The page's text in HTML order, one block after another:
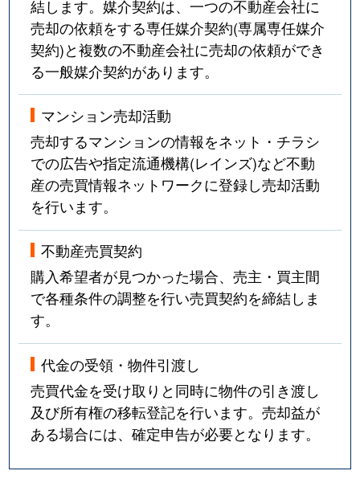
台原森林公園 3,600万円
台原
台原森林公園
2,800万円
台原
立町
3,000万円
大町西公園
立町
2,800万円
大町西公園
立町
立町
2,500万円
立町
3,000万円
勾当台公園
中央
中央
4,100万円
中央
2,200万円
仙台
結します。媒介契約は、一つの不動産会社に
売却の依頼をする専任媒介契約(専属専任媒介
契約)と複数の不動産会社に売却の依頼ができ
る一般媒介契約があります。
マンション売却活動
売却するマンションの情報をネット・チラシ
での広告や指定流通機構(レインズ)など不動
産の売買情報ネットワークに登録し売却活動
を行います。
不動産売買契約
購入希望者が見つかった場合、売主・買主間
で各種条件の調整を行い売買契約を締結しま
す。
代金の受領・物件引渡し
売買代金を受け取りと同時に物件の引き渡し
及び所有権の移転登記を行います。売却益が
ある場合には、確定申告が必要となります。